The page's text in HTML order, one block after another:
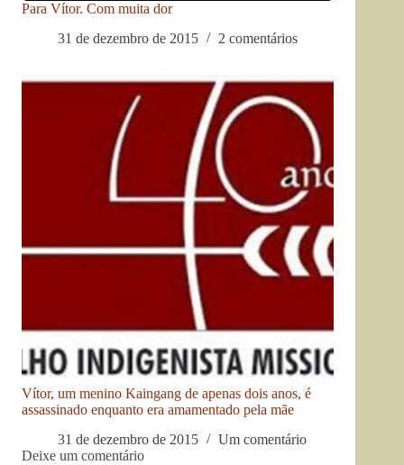
Para Vítor. Com muita dor
31 de dezembro de 2015
2 comentários
Vítor, um menino Kaingang de apenas dois anos, é
assassinado enquanto era amamentado pela mãe
31 de dezembro de 2015
Um comentário
Deixe um comentário